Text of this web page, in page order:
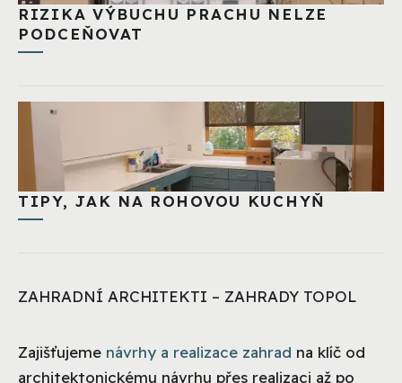
RIZIKA VÝBUCHU PRACHU NELZE
PODCEŇOVAT
TIPY, JAK NA ROHOVOU KUCHYŇ
ZAHRADNÍ ARCHITEKTI – ZAHRADY TOPOL
Zajišťujeme návrhy a realizace zahrad na klíč od
architektonickému návrhu přes realizaci až po